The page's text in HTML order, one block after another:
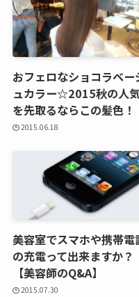
おフェロなショコラベー
ュカラー☆2015秋の人
を先取るならこの髪色！
2015.06.18
美容室でスマホや携帯電
の充電って出来ますか？
【美容師のQ&A】
2015.07.30